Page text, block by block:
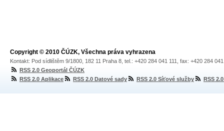
Copyright © 2010 ČÚZK, Všechna práva vyhrazena
Kontakt: Pod sídlištěm 9/1800, 182 11 Praha 8, tel.: +420 284 041 111, fax: +420 284
RSS 2.0 Geoportál ČÚZK
RSS 2.0 Aplikace
RSS 2.0 Datové sady RSS 2.0 Síťové služby RSS